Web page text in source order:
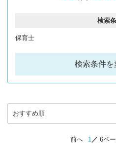
検索
保育士
検索条件を
前へ 1 6ペ